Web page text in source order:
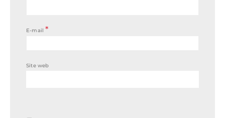
E-mail*
Site web